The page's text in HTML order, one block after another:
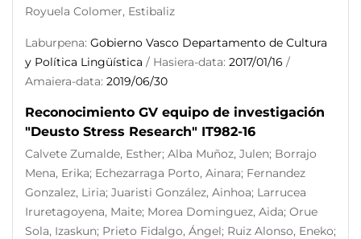
Royuela Colomer, Estibaliz
Laburpena: Gobierno Vasco Departamento de Cultura
y Política Lingüística / Hasiera-data: 2017/01/16 /
Amaiera-data: 2019/06/30
Reconocimiento GV equipo de investigación
"Deusto Stress Research" IT982-16
Calvete Zumalde, Esther; Alba Muñoz, Julen; Borrajo
Mena, Erika; Echezarraga Porto, Ainara; Fernandez
Gonzalez, Liria; Juaristi González, Ainhoa; Larrucea
Iruretagoyena, Maite; Morea Dominguez, Aida; Orue
Sola, Izaskun; Prieto Fidalgo, Ángel; Ruiz Alonso, Eneko;